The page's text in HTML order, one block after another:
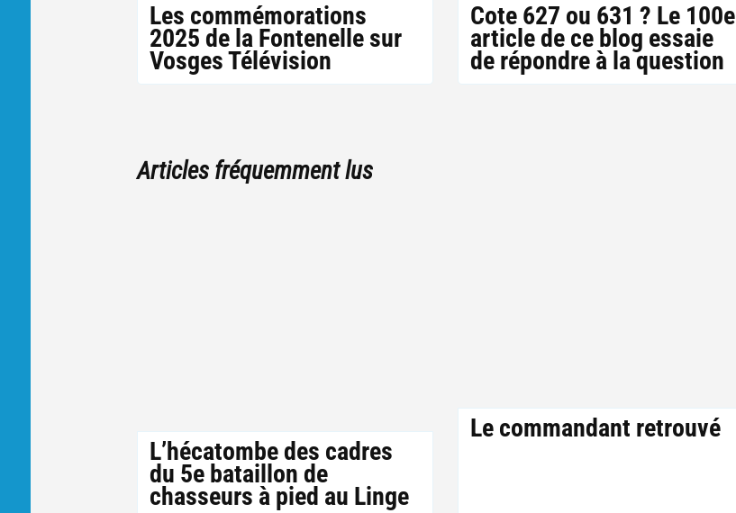
Les commémorations
2025 de la Fontenelle sur
Vosges Télévision
Cote 627 ou 631 ? Le 100e
article de ce blog essaie
de répondre à la question
Articles fréquemment lus
L’hécatombe des cadres
du 5e bataillon de
chasseurs à pied au Linge
Le commandant retrouvé